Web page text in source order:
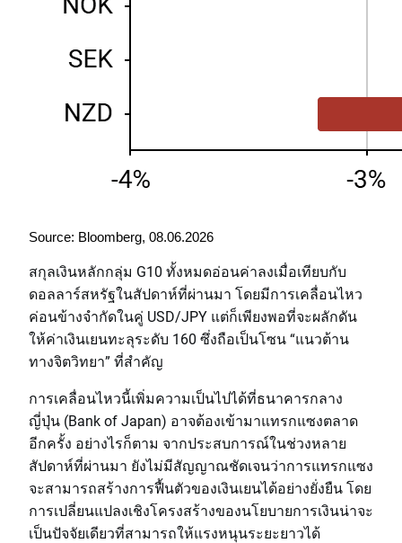
Source: Bloomberg, 08.06.2026
สกุลเงินหลักกลุ่ม G10 ทั้งหมดอ่อนค่าลงเมื่อเทียบกับ
ดอลลาร์สหรัฐในสัปดาห์ที่ผ่านมา โดยมีการเคลื่อนไหว
ค่อนข้างจำกัดในคู่ USD/JPY แต่ก็เพียงพอที่จะผลักดัน
ให้ค่าเงินเยนทะลุระดับ 160 ซึ่งถือเป็นโซน “แนวต้าน
ทางจิตวิทยา” ที่สำคัญ
การเคลื่อนไหวนี้เพิ่มความเป็นไปได้ที่ธนาคารกลาง
ญี่ปุ่น (Bank of Japan) อาจต้องเข้ามาแทรกแซงตลาด
อีกครั้ง อย่างไรก็ตาม จากประสบการณ์ในช่วงหลาย
สัปดาห์ที่ผ่านมา ยังไม่มีสัญญาณชัดเจนว่าการแทรกแซง
จะสามารถสร้างการฟื้นตัวของเงินเยนได้อย่างยั่งยืน โดย
การเปลี่ยนแปลงเชิงโครงสร้างของนโยบายการเงินน่าจะ
เป็นปัจจัยเดียวที่สามารถให้แรงหนุนระยะยาวได้